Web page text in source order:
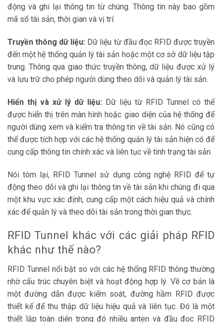
động và ghi lại thông tin từ chúng. Thông tin này bao gồm
mã số tài sản, thời gian và vị trí.
Truyền thông dữ liệu: Dữ liệu từ đầu đọc RFID được truyền
đến một hệ thống quản lý tài sản hoặc một cơ sở dữ liệu tập
trung. Thông qua giao thức truyền thông, dữ liệu được xử lý
và lưu trữ cho phép người dùng theo dõi và quản lý tài sản.
Hiển thị và xử lý dữ liệu: Dữ liệu từ RFID Tunnel có thể
được hiển thị trên màn hình hoặc giao diện của hệ thống để
người dùng xem và kiểm tra thông tin về tài sản. Nó cũng có
thể được tích hợp với các hệ thống quản lý tài sản hiện có để
cung cấp thông tin chính xác và liên tục về tình trạng tài sản.
Nói tóm lại, RFID Tunnel sử dụng công nghệ RFID để tự
động theo dõi và ghi lại thông tin về tài sản khi chúng đi qua
một khu vực xác định, cung cấp một cách hiệu quả và chính
xác để quản lý và theo dõi tài sản trong thời gian thực.
RFID Tunnel khác với các giải pháp RFID
khác như thế nào?
RFID Tunnel nổi bật so với các hệ thống RFID thông thường
nhờ cấu trúc chuyên biệt và hoạt động hợp lý. Về cơ bản là
một đường dẫn được kiểm soát, đường hầm RFID được
thiết kế để thu thập dữ liệu hiệu quả và liên tục. Đó là một
thiết lập toàn diện trong đó nhiều anten và đầu đọc RFID